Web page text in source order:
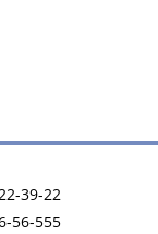
39-22
56-555